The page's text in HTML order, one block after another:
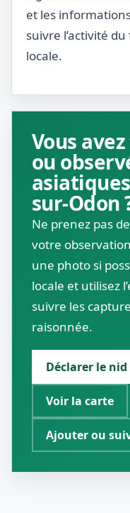
et les
suivre l’activité
locale.
Vous
ou
sur-Odon
Ne prenez pas
votre
une photo si
locale et utilisez
suivre les
raisonnée.
Déclarer le
Voir la carte
Ajouter ou